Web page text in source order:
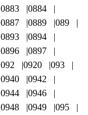
0883
0884
0887 0889
089
0893
0894
0896
0897
092 0920
093
0940
0942
0944
0946
0948 0949
095